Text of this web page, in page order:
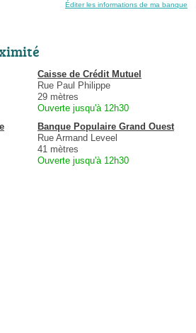
Éditer les informations de ma banque
Caisse de Crédit Mutuel
Rue Paul Philippe
29 mètres
Ouverte jusqu'à 12h30
Banque Populaire Grand Ouest
Rue Armand Leveel
41 mètres
Ouverte jusqu'à 12h30